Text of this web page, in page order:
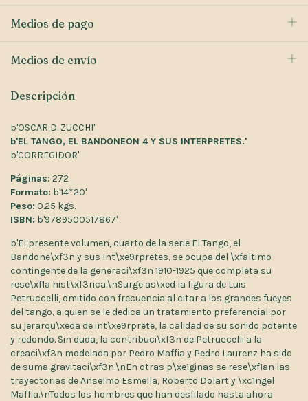
Medios de pago
Medios de envío
Descripción
b'OSCAR D. ZUCCHI'
b'EL TANGO, EL BANDONEON 4 Y SUS INTERPRETES.'
b'CORREGIDOR'
Páginas: 272
Formato: b'14*20'
Peso: 0.25 kgs.
ISBN: b'9789500517867'
b'El presente volumen, cuarto de la serie El Tango, el
Bandone\xf3n y sus Int\xe9rpretes, se ocupa del \xfaltimo
contingente de la generaci\xf3n 1910-1925 que completa su
rese\xf1a hist\xf3rica.\nSurge as\xed la figura de Luis
Petruccelli, omitido con frecuencia al citar a los grandes fueyes
del tango, a quien se le dedica un tratamiento preferencial por
su jerarqu\xeda de int\xe9rprete, la calidad de su sonido potente
y redondo. Sin duda, la contribuci\xf3n de Petruccelli a la
creaci\xf3n modelada por Pedro Maffia y Pedro Laurenz ha sido
de suma gravitaci\xf3n.\nEn otras p\xe1ginas se rese\xf1an las
trayectorias de Anselmo Esmella, Roberto Dolart y \xc1ngel
Maffia.\nTodos los hombres que han desfilado hasta ahora